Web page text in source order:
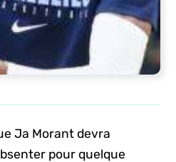
Ja Morant devra
pour quelque